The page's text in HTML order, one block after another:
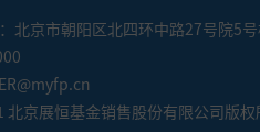
北京市朝阳区北四环中路27号院5
京展恒基金销售股份有限公司版权